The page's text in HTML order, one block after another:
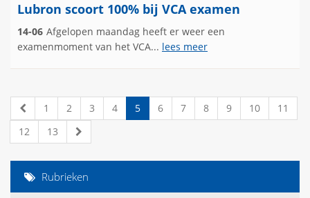
Lubron scoort 100% bij VCA examen
14-06 Afgelopen maandag heeft er weer een
examenmoment van het VCA... lees meer
1 2 3 4 5 6 7 8 9 10
11
12
13
Rubrieken